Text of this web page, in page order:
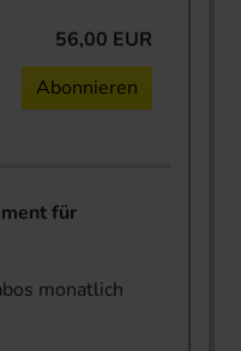
56,00 EUR
Abonnieren
für
monatlich